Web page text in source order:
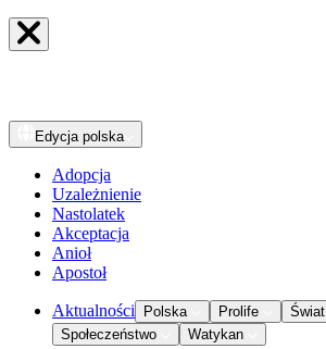
Edycja polska
Adopcja
Uzależnienie
Nastolatek
Akceptacja
Anioł
Apostoł
Aktualności Polska Prolife Świat
Społeczeństwo
Watykan